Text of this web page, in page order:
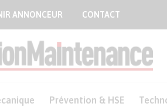
ANNONCEUR CONTACT
Prévention & HSE